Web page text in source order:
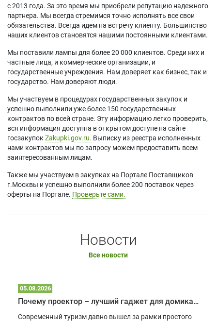
с 2013 года. За это время мы приобрели репутацию надежного
партнера. Мы всегда стремимся точно исполнять все свои
обязательства. Всегда идем на встречу клиенту. Большинство
наших клиентов становятся нашими постоянными клиентами.
Мы поставили лампы для более 20 000 клиентов. Среди них и
частные лица, и коммерческие организации, и
государственные учреждения. Нам доверяет как бизнес, так и
государство. Нам доверяют люди.
Мы участвуем в процедурах государственных закупок и
успешно выполнили уже более 150 государственных
контрактов по всей стране. Эту информацию легко проверить,
вся информация доступна в открытом доступе на сайте
госзакупок Zakupki.gov.ru. Выписку из реестра исполненных
нами контрактов мы по запросу можем предоставить всем
заинтересованным лицам.
Также мы участвуем в закупках на Портале Поставщиков
г.Москвы и успешно выполнили более 200 поставок через
оферты на Портале. Проверьте сами.
Новости
Все новости
05.08.2026
Почему проектор – лучший гаджет для домика в глэмпинге
Современный туризм давно вышел за рамки простого